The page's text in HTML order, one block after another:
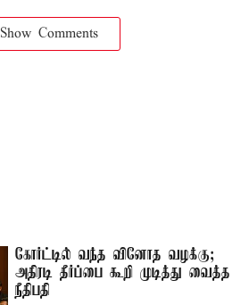
Show Comments
கோர்ட்டில் வந்த வினோத வழக்கு;
அதிரடி தீர்ப்பை கூறி முடித்து வைத்த
நீதிபதி